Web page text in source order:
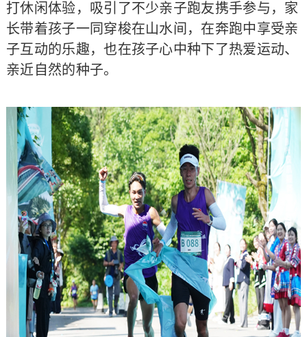
打休闲体验，吸引了不少亲子跑友携手参与，家
长带着孩子一同穿梭在山水间，在奔跑中享受亲
子互动的乐趣，也在孩子心中种下了热爱运动、
亲近自然的种子。